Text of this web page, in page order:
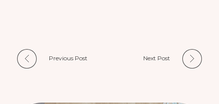
Previous Post Next Post